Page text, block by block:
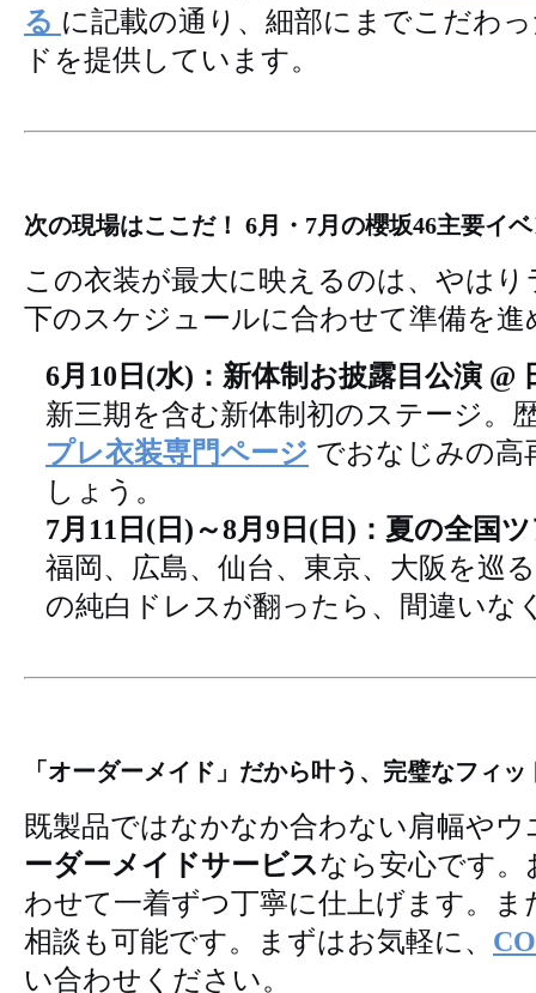
る に記載の通り、細部にまでこだわ
ドを提供しています。
次の現場はここだ！ 6月・7月の櫻坂46主要イ
この衣装が最大に映えるのは、やは
下のスケジュールに合わせて準備を
6月10日(水)：新体制お披露目公演 @
新三期を含む新体制初のステージ。
プレ衣装専門ページ でおなじみの高
しょう。
7月11日(日)～8月9日(日)：夏の全国
福岡、広島、仙台、東京、大阪を巡
の純白ドレスが翻ったら、間違いな
「オーダーメイド」だから叶う、完璧なフィッ
既製品ではなかなか合わない肩幅やウ
ーダーメイドサービスなら安心です。
わせて一着ずつ丁寧に仕上げます。
相談も可能です。まずはお気軽に、
い合わせください。